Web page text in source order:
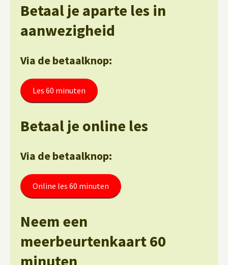
Betaal je aparte les in
aanwezigheid
Via de betaalknop:
Les 60 minuten
Betaal je online les
Via de betaalknop:
Online les 60 minuten
Neem een
meerbeurtenkaart 60
minuten